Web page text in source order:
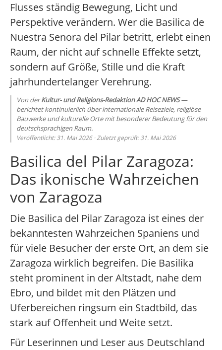
Flusses ständig Bewegung, Licht und
Perspektive verändern. Wer die Basilica de
Nuestra Senora del Pilar betritt, erlebt einen
Raum, der nicht auf schnelle Effekte setzt,
sondern auf Größe, Stille und die Kraft
jahrhundertelanger Verehrung.
Von derKultur- und Religions-Redaktion AD HOC NEWS—
berichtet kontinuierlich über internationale Reiseziele, religiöse
Bauwerke und kulturelle Orte mit besonderer Bedeutung für den
deutschsprachigen Raum.
Veröffentlicht: 31. Mai 2026 · Zuletzt geprüft: 31. Mai 2026
Basilica del Pilar Zaragoza:
Das ikonische Wahrzeichen
von Zaragoza
Die Basilica del Pilar Zaragoza ist eines der
bekanntesten Wahrzeichen Spaniens und
für viele Besucher der erste Ort, an dem sie
Zaragoza wirklich begreifen. Die Basilika
steht prominent in der Altstadt, nahe dem
Ebro, und bildet mit den Plätzen und
Uferbereichen ringsum ein Stadtbild, das
stark auf Offenheit und Weite setzt.
Für Leserinnen und Leser aus Deutschland